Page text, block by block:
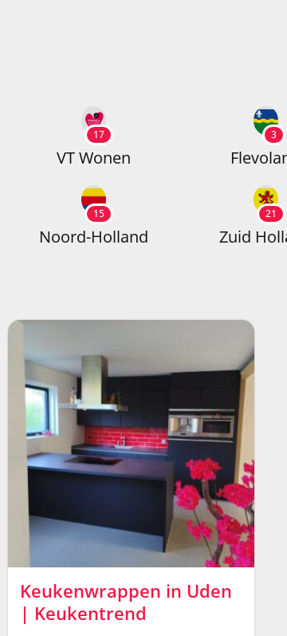
17
VT Wonen
3
15
Noord-Holland
21
Zuid
Keukenwrappen in Uden
| Keukentrend